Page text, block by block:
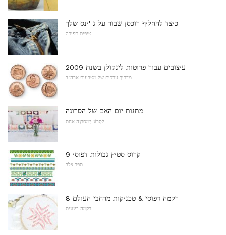
כיצד להחליף רוכסן שבור על ג 'ינס שלך
טיפים תפירה
עיצובים עבור פרוטות לינקולן בשנת 2009
מדריך ערכים של מטבעות ארה"ב
מתנות יום האם של הסרוגה
לִסְרוֹג בְּמַסרֵגָה אַחַת
9 קרוס סטיץ גבולות דפוסי
תפר צלב
8 רקמה דפוסי & טכניקות מרחבי העולם
רקמה בינונית